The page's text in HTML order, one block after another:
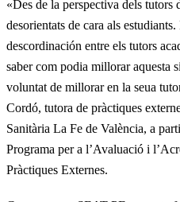
«Des de la perspectiva dels tutors
desorientats de cara als
descordinación entre els tutors
saber com podia millorar aquesta
voluntat de millorar en la seua
Cordó, tutora de pràctiques
Sanitària La Fe de València, a
Programa per a l’Avaluació i
Pràctiques Externes.